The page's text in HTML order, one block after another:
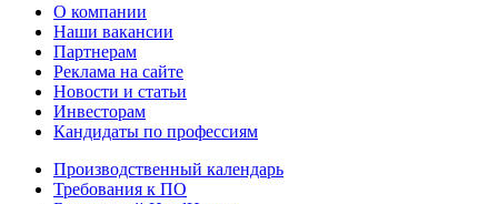
О компании
Наши вакансии
Партнерам
Реклама на сайте
Новости и статьи
Инвесторам
Кандидаты по профессиям
Производственный календарь
Требования к ПО